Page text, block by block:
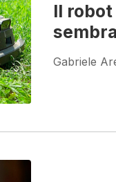
Il
Gabriele